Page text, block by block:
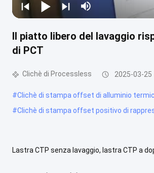
Il piatto libero del lavaggio
di PCT
Clichè di Processless 2025-03-25
#Clichè di stampa offset di alluminio
#Clichè di stampa offset positivo di
Lastra CTP senza lavaggio, lastra CTP a